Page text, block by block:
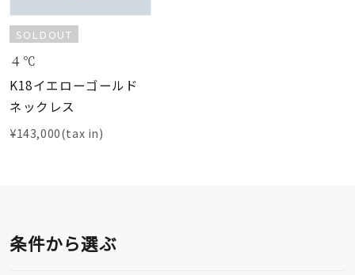
SOLDOUT
４℃
K18イエローゴールド
ネックレス
¥143,000(tax in)
条件から選ぶ